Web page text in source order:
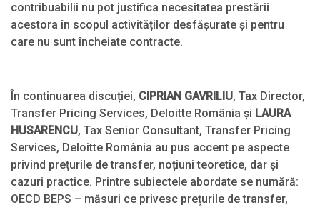
contribuabilii nu pot justifica necesitatea prestării
acestora în scopul activităților desfășurate și pentru
care nu sunt încheiate contracte.
În continuarea discuției, CIPRIAN GAVRILIU, Tax Director,
Transfer Pricing Services, Deloitte România și LAURA
HUSARENCU, Tax Senior Consultant, Transfer Pricing
Services, Deloitte România au pus accent pe aspecte
privind prețurile de transfer, noțiuni teoretice, dar și
cazuri practice. Printre subiectele abordate se numără:
OECD BEPS – măsuri ce privesc prețurile de transfer,